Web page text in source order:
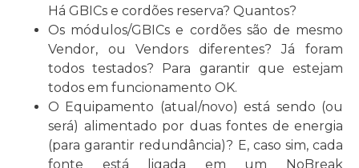
Há GBICs e cordões reserva? Quantos?
Os módulos/GBICs e cordões são de mesmo
Vendor, ou Vendors diferentes? Já foram
todos testados? Para garantir que estejam
todos em funcionamento OK.
O Equipamento (atual/novo) está sendo (ou
será) alimentado por duas fontes de energia
(para garantir redundância)? E, caso sim, cada
fonte está ligada em um NoBreak